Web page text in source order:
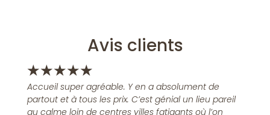
Avis clients
★★★★★
Accueil super agréable. Y en a absolument de
partout et à tous les prix. C’est génial un lieu pareil
au calme loin de centres villes fatigants où l’on